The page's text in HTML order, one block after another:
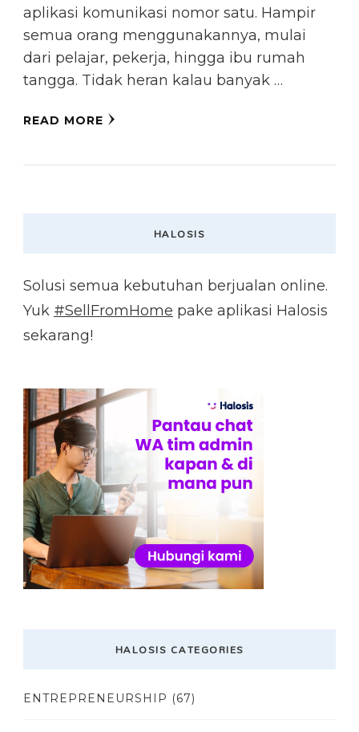
aplikasi komunikasi nomor satu. Hampir
semua orang menggunakannya, mulai
dari pelajar, pekerja, hingga ibu rumah
tangga. Tidak heran kalau banyak …
READ MORE
HALOSIS
Solusi semua kebutuhan berjualan online.
Yuk #SellFromHome pake aplikasi Halosis
sekarang!
HALOSIS CATEGORIES
ENTREPRENEURSHIP (67)